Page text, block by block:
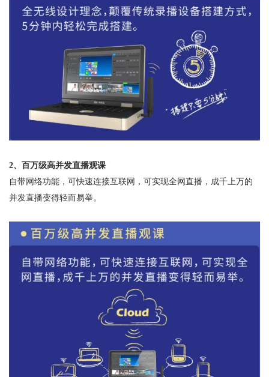
2、 百万级高并发直播观课
自带网络功能，可快速连接互联网，可实现全网直播，成千上万的
并发直播变得轻而易举。